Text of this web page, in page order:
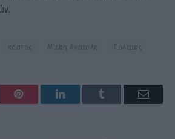
κόστος Μ'εση Ανατολή Πόλεμος
Pinterest LinkedInTumblr Email